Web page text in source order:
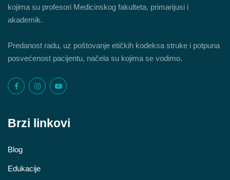
kojima su profesori Medicinskog fakulteta, primarijusi i
akademik.
Predanost radu, uz poštovanje etičkih kodeksa struke i potpuna
posvećenost pacijentu, načela su kojima se vodimo.
Brzi linkovi
Blog
Edukacije